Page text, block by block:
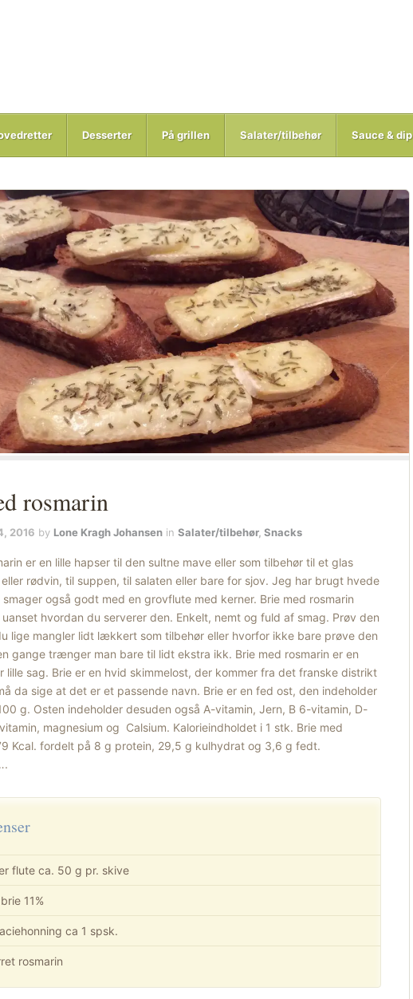
Desserter På grillen Salater/tilbehør Sauce & dip
rosmarin
2016 by Lone Kragh Johansen in Salater/tilbehør, Snacks
er en lille hapser til den sultne mave eller som tilbehør til et glas
rødvin, til suppen, til salaten eller bare for sjov. Jeg har brugt hvede
også godt med en grovflute med kerner. Brie med rosmarin
hvordan du serverer den. Enkelt, nemt og fuld af smag. Prøv den
lige mangler lidt lækkert som tilbehør eller hvorfor ikke bare prøve den
gange trænger man bare til lidt ekstra ikk. Brie med rosmarin er en
sag. Brie er en hvid skimmelost, der kommer fra det franske distrikt
da sige at det er et passende navn. Brie er en fed ost, den indeholder
g. Osten indeholder desuden også A-vitamin, Jern, B 6-vitamin, D-
magnesium og Calsium. Kalorieindholdet i 1 stk. Brie med
Kcal. fordelt på 8 g protein, 29,5 g kulhydrat og 3,6 g fedt.
flute ca. 50 g pr. skive
11%
ca 1 spsk.
rosmarin